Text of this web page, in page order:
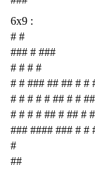
6x9 :
# #
### # ###
# # # #
# # ### ## ## # #
# # # # # ## # #
# # # # ## # ## #
### #### ### # #
#
##